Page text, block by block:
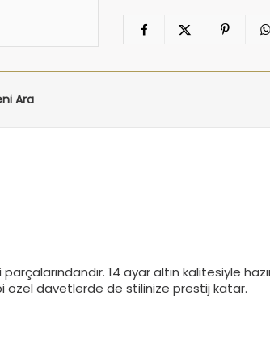
Ara
14 ayar altın kalitesiyle
özel davetlerde de stilinize prestij katar.